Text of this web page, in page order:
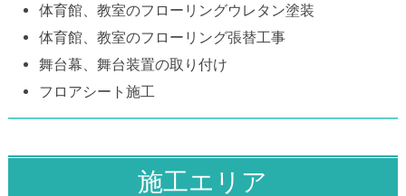
体育館、教室のフローリングウレタン塗装
体育館、教室のフローリング張替工事
舞台幕、舞台装置の取り付け
フロアシート施工
施工エリア